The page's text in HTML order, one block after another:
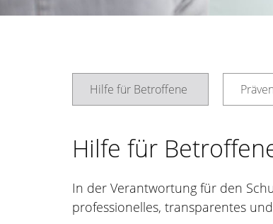
Hilfe für Betroffene
Hilfe für
In der Verantwortung für den
professionelles, transparentes